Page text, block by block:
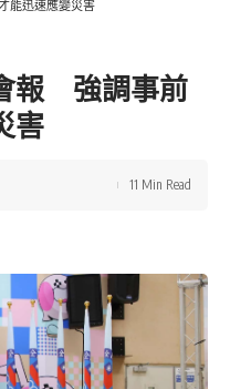
能迅速應變災害
報 強調事前
害
11 Min Read